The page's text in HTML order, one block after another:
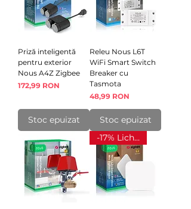
Priză inteligentă
pentru exterior
Nous A4Z Zigbee
Preț
172,99 RON
Stoc epuizat
Releu Nous L6T
WiFi Smart Switch
Breaker cu
Tasmota
Preț
48,99 RON
Stoc epuizat
-17% Lichidare